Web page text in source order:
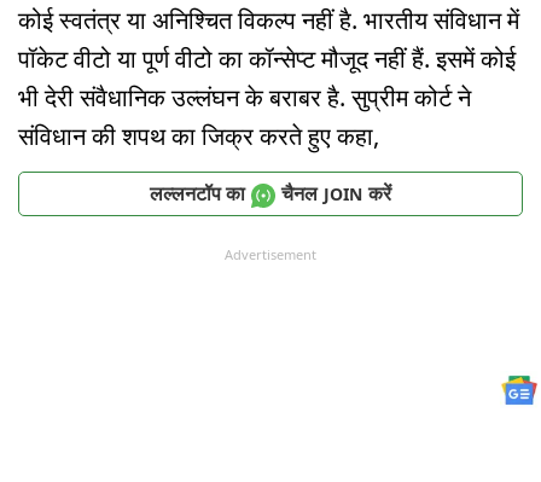
कोई स्वतंत्र या अनिश्चित विकल्प नहीं है. भारतीय संविधान में
पॉकेट वीटो या पूर्ण वीटो का कॉन्सेप्ट मौजूद नहीं हैं. इसमें कोई
भी देरी संवैधानिक उल्लंघन के बराबर है. सुप्रीम कोर्ट ने
संविधान की शपथ का जिक्र करते हुए कहा,
लल्लनटॉप का चैनल JOIN करें
Advertisement